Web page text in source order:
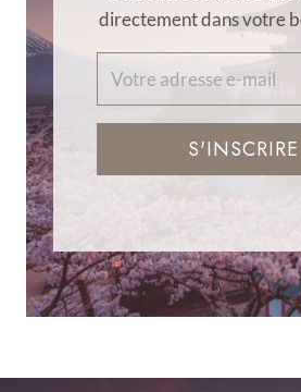
directement dans votre
S'INSCRIRE